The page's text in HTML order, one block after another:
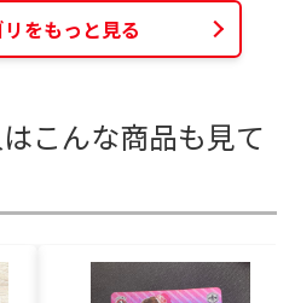
をもっと見る
こんな商品も見て